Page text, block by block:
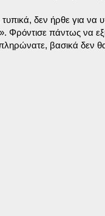
τυπικά, δεν ήρθε για
Φρόντισε πάντως να
βασικά δεν